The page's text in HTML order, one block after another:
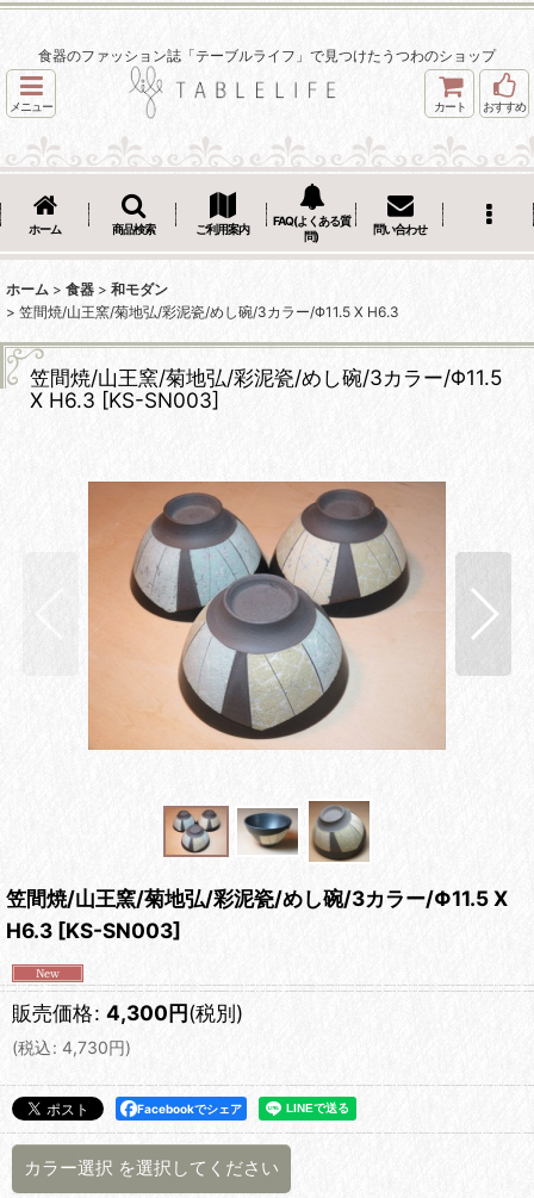
食器のファッション誌「テーブルライフ」で見つけたうつわのショップ
メニュー カート おすすめ
ホーム 商品検索 ご利用案内
FAQ(よくある質
問)
問い合わせ
ホーム > 食器 > 和モダン
> 笠間焼/山王窯/菊地弘/彩泥瓷/めし碗/3カラー/Φ11.5 X H6.3
笠間焼/山王窯/菊地弘/彩泥瓷/めし碗/3カラー/Φ11.5
X H6.3 [KS-SN003]
笠間焼/山王窯/菊地弘/彩泥瓷/めし碗/3カラー/Φ11.5 X
H6.3 [KS-SN003]
販売価格: 4,300円(税別)
(税込: 4,730円)
Facebookでシェア
カラー選択 を選択してください